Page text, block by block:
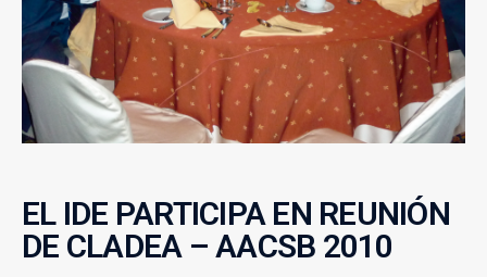
EL IDE PARTICIPA EN REUNIÓN
DE CLADEA – AACSB 2010